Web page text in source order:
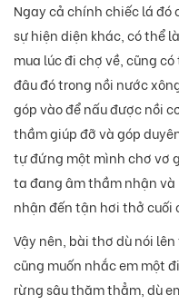
Ngay cả chính chiếc lá đó
sự hiện diện khác, có thể
mua lúc đi chợ về, cũng
đâu đó trong nồi nước
góp vào để nấu được nồi
thầm giúp đỡ và góp
tự đứng một mình chơ vơ
ta đang âm thầm nhận
nhận đến tận hơi thở cuối
Vậy nên, bài thơ dù nói
cũng muốn nhắc em một
rừng sâu thăm thẳm, dù